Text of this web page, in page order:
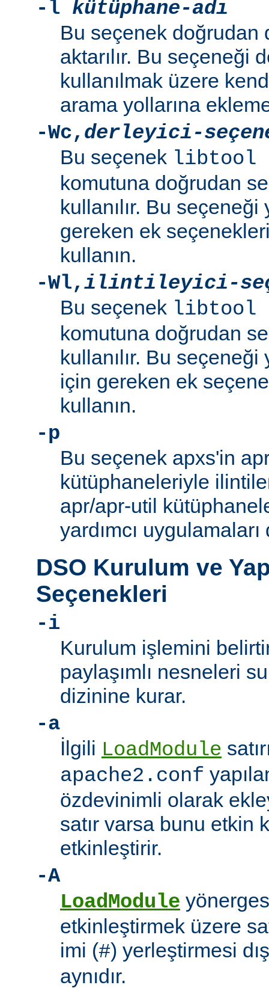
-l kütüphane-adı
Bu seçenek doğrudan
aktarılır. Bu seçeneği
kullanılmak üzere
arama yollarına
-Wc, derleyici-
Bu seçenek libtool
komutuna doğrudan
kullanılır. Bu
gereken ek
kullanın.
-Wl,ilintileyici-
Bu seçenek libtool
komutuna doğrudan
kullanılır. Bu
için gereken ek
kullanın.
-p
Bu seçenek apxs'in
kütüphaneleriyle
apr/apr-util
yardımcı
DSO Kurulum ve
Seçenekleri
-i
Kurulum işlemini
paylaşımlı nesneleri
dizinine kurar.
-a
İlgili LoadModule
apache2.conf
özdevinimli olarak
satır varsa bunu etkin
etkinleştirir.
-A
LoadModule
etkinleştirmek üzere
imi (#) yerleştirmesi
aynıdır.